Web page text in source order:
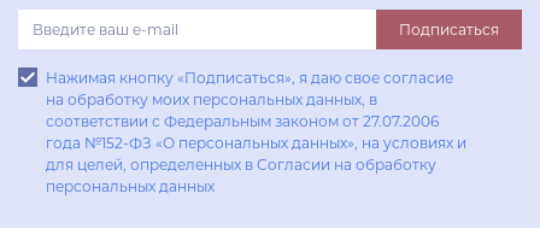
Подписаться
Нажимая кнопку «Подписаться», я даю свое согласие
на обработку моих персональных данных, в
соответствии с Федеральным законом от 27.07.2006
года №152-ФЗ «О персональных данных», на условиях и
для целей, определенных в Согласии на обработку
персональных данных